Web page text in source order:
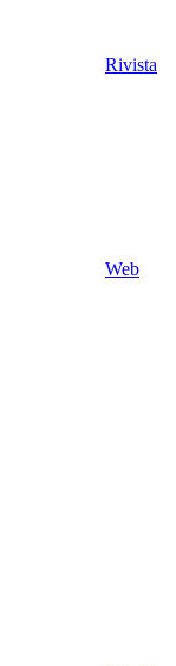
Rivista
Web